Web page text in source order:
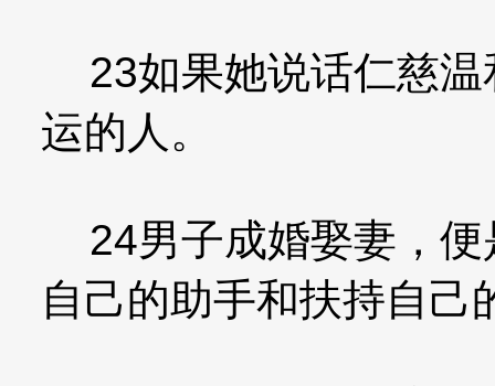
23如果她说话仁慈温
运的人。
24男子成婚娶妻，便
自己的助手和扶持自己